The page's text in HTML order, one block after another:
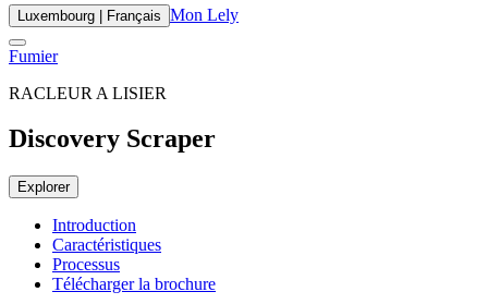
Luxembourg | Français Mon Lely
Fumier
RACLEUR A LISIER
Discovery Scraper
Explorer
Introduction
Caractéristiques
Processus
Télécharger la brochure